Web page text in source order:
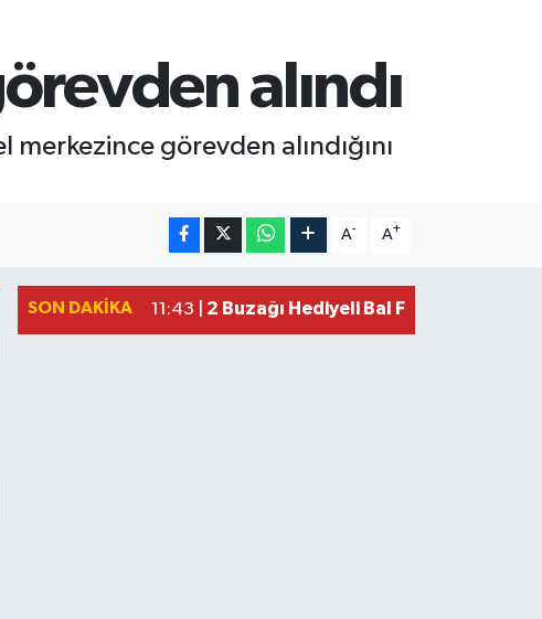
alındı
görevden alındığını
A- A+
SON DAKIKA 11:43 | 2 Buzağı Hediyeli Bal Festivalinde